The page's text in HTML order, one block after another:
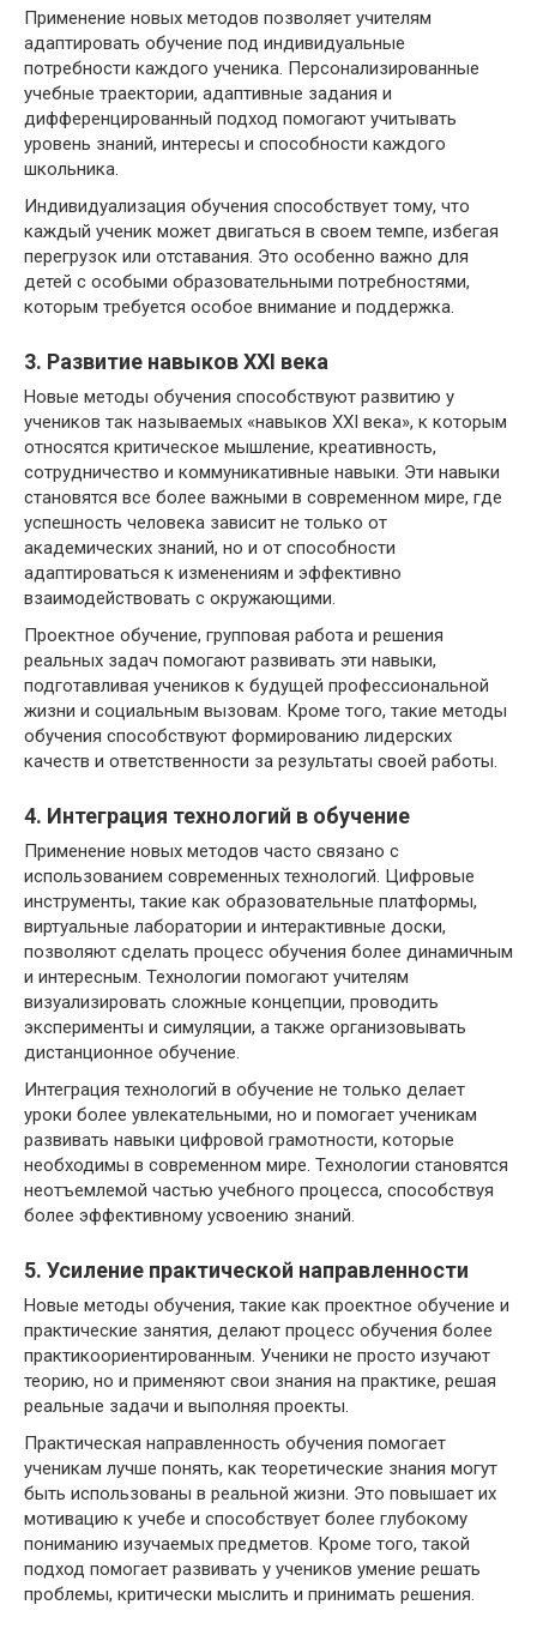
Применение новых методов позволяет учителям
адаптировать обучение под индивидуальные
потребности каждого ученика. Персонализированные
учебные траектории, адаптивные задания и
дифференцированный подход помогают учитывать
уровень знаний, интересы и способности каждого
школьника.
Индивидуализация обучения способствует тому, что
каждый ученик может двигаться в своем темпе, избегая
перегрузок или отставания. Это особенно важно для
детей с особыми образовательными потребностями,
которым требуется особое внимание и поддержка.
3. Развитие навыков XXI века
Новые методы обучения способствуют развитию у
учеников так называемых «навыков XXI века», к которым
относятся критическое мышление, креативность,
сотрудничество и коммуникативные навыки. Эти навыки
становятся все более важными в современном мире, где
успешность человека зависит не только от
академических знаний, но и от способности
адаптироваться к изменениям и эффективно
взаимодействовать с окружающими.
Проектное обучение, групповая работа и решения
реальных задач помогают развивать эти навыки,
подготавливая учеников к будущей профессиональной
жизни и социальным вызовам. Кроме того, такие методы
обучения способствуют формированию лидерских
качеств и ответственности за результаты своей работы.
4. Интеграция технологий в обучение
Применение новых методов часто связано с
использованием современных технологий. Цифровые
инструменты, такие как образовательные платформы,
виртуальные лаборатории и интерактивные доски,
позволяют сделать процесс обучения более динамичным
и интересным. Технологии помогают учителям
визуализировать сложные концепции, проводить
эксперименты и симуляции, а также организовывать
дистанционное обучение.
Интеграция технологий в обучение не только делает
уроки более увлекательными, но и помогает ученикам
развивать навыки цифровой грамотности, которые
необходимы в современном мире. Технологии становятся
неотъемлемой частью учебного процесса, способствуя
более эффективному усвоению знаний.
5. Усиление практической направленности
Новые методы обучения, такие как проектное обучение и
практические занятия, делают процесс обучения более
практикоориентированным. Ученики не просто изучают
теорию, но и применяют свои знания на практике, решая
реальные задачи и выполняя проекты.
Практическая направленность обучения помогает
ученикам лучше понять, как теоретические знания могут
быть использованы в реальной жизни. Это повышает их
мотивацию к учебе и способствует более глубокому
пониманию изучаемых предметов. Кроме того, такой
подход помогает развивать у учеников умение решать
проблемы, критически мыслить и принимать решения.